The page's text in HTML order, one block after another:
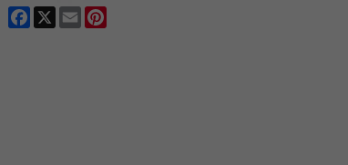
Facebook
X Email